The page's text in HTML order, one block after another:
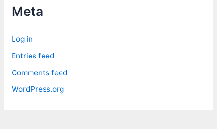
i
e
Meta
Log in
Entries feed
Comments feed
WordPress.org